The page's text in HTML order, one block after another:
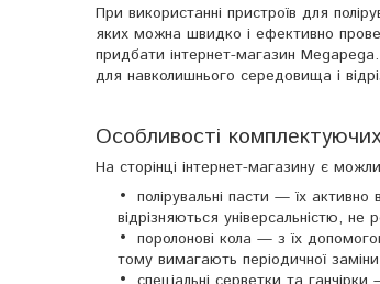
При використанні пристроїв для
яких можна швидко і ефективно
придбати інтернет-магазин
для навколишнього середовища і
Особливості
На сторінці інтернет-магазину є
полірувальні пасти — їх
відрізняються універсальністю, не
поролонові кола — з їх
тому вимагають періодичної